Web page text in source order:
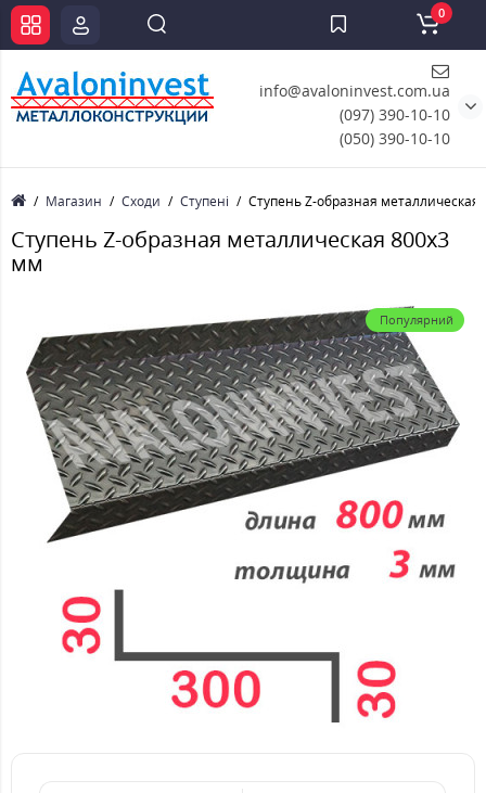
info@avaloninvest.com.ua
(097) 390-10-10
(050) 390-10-10
0
Магазин Сходи Ступені Ступень Z-образная
Ступень Z-образная металлическая 800x3
мм
Популярний